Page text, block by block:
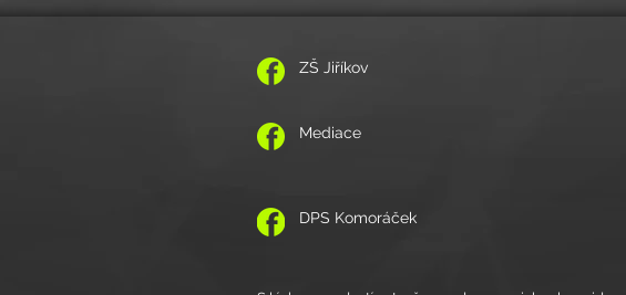
ZŠ Jiříkov
Mediace
DPS Komoráček